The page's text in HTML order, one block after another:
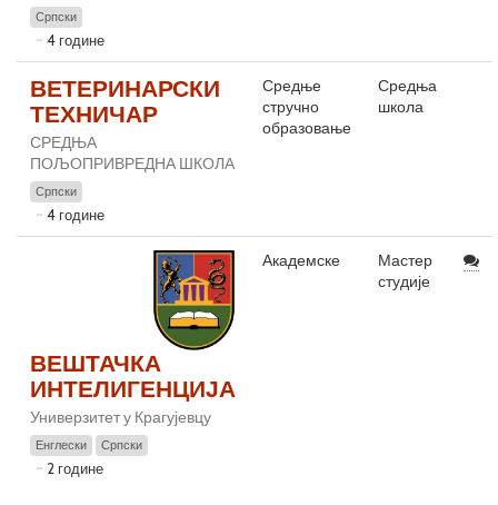
Српски
4 године
ВЕТЕРИНАРСКИ
ТЕХНИЧАР
СРЕДЊА
ПОЉОПРИВРЕДНА ШКОЛА
Српски
4 године
Средње
стручно
образовање
Средња
школа
ВЕШТАЧКА
ИНТЕЛИГЕНЦИЈА
Универзитет у Крагујевцу
Енглески Српски
2 године
Академске
Мастер
студије